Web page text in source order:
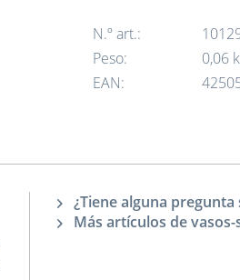
N.º art.:
Peso:
0,06
EAN:
¿Tiene alguna
Más artículos de vasos-